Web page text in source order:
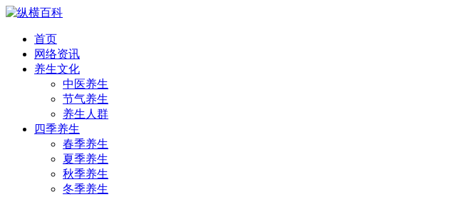
首页
网络资讯
养生文化
中医养生
节气养生
养生人群
四季养生
春季养生
夏季养生
秋季养生
冬季养生